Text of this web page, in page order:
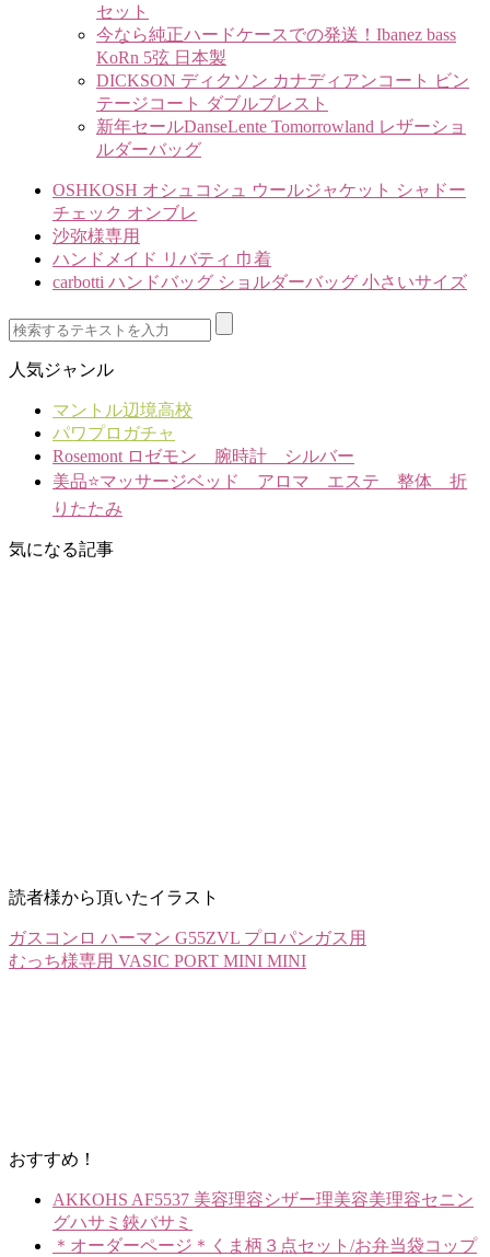
セット
今なら純正ハードケースでの発送！Ibanez bass
KoRn 5弦 日本製
DICKSON ディクソン カナディアンコート ビン
テージコート ダブルブレスト
新年セールDanseLente Tomorrowland レザーショ
ルダーバッグ
OSHKOSH オシュコシュ ウールジャケット シャドー
チェック オンブレ
沙弥様専用
ハンドメイド リバティ 巾着
carbotti ハンドバッグ ショルダーバッグ 小さいサイズ
人気ジャンル
マントル辺境高校
パワプロガチャ
Rosemont ロゼモン 腕時計 シルバー
美品⭐️マッサージベッド アロマ エステ 整体 折
りたたみ
気になる記事
読者様から頂いたイラスト
ガスコンロ ハーマン G55ZVL プロパンガス用
むっち様専用 VASIC PORT MINI MINI
おすすめ！
AKKOHS AF5537 美容理容シザー理美容美理容セニン
グハサミ鋏バサミ
＊オーダーページ＊くま柄３点セット/お弁当袋コップ